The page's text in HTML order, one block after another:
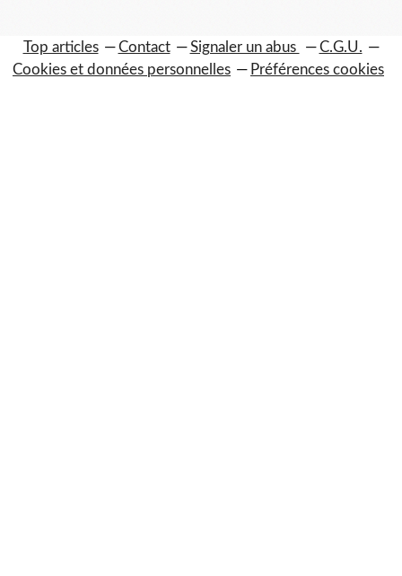
Top articles Contact Signaler un abus
C.G.U.
Cookies et données personnelles
Préférences cookies